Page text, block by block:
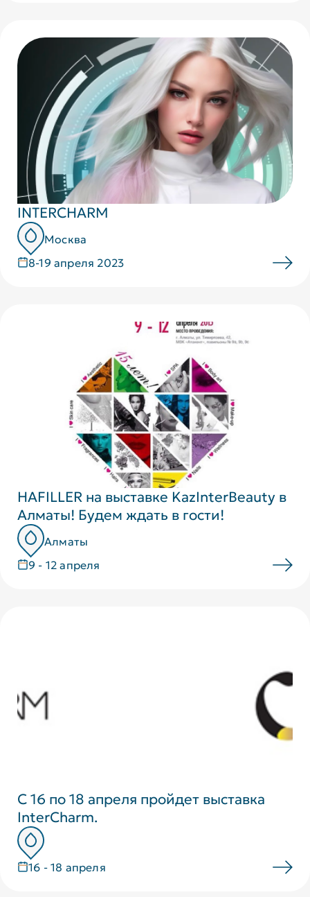
INTERCHARM
Москва
8-19 апреля 2023
HAFILLER на выставке KazInterBeauty в
Алматы! Будем ждать в гости!
Алматы
9 - 12 апреля
С 16 по 18 апреля пройдет выставка
InterCharm.
16 - 18 апреля